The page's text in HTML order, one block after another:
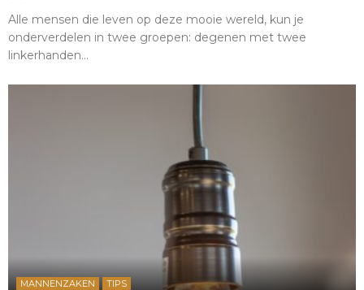
Alle mensen die leven op deze mooie wereld, kun je
onderverdelen in twee groepen: degenen met twee
linkerhanden...
MANNENZAKEN TIPS